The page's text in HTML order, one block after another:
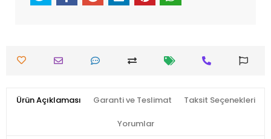
Ürün Açıklaması Garanti ve Teslimat Taksit Seçenekleri
Yorumlar